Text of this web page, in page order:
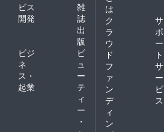
ビス
開発
雑
誌
出
版
ビジ
ネ
ス・
起業
ビ
ュ
ー
テ
ィ
ー
・
は
ク
ラ
ウ
ド
フ
ァ
ン
デ
ィ
ン
サ
ポ
ー
ト
サ
ー
ビ
ス